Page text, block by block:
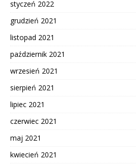
styczeń 2022
grudzień 2021
listopad 2021
październik 2021
wrzesień 2021
sierpień 2021
lipiec 2021
czerwiec 2021
maj 2021
kwiecień 2021